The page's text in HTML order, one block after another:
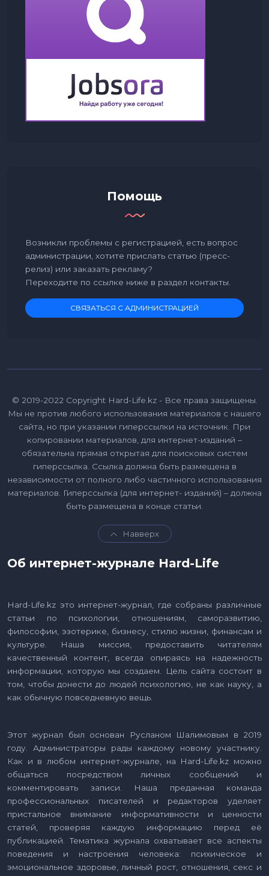
Помощь
Возникли проблемы с регистрацией, есть вопрос
администрации, хотите прислать статью (пресс-
релиз) или заказать рекламу?
Переходите по ссылке ниже в раздел контакты.
СВЯЗАТЬСЯ С АДМИНИСТРАЦИЕЙ
© 2019-2022 Copyright Hard-Life.kz - Все права защищены.
Мы не против любого использования материалов с нашего
сайта, но при указании гиперссылки на источник. При
копировании материалов, для интернет-изданий –
обязательна прямая открытая для поисковых систем
гиперссылка. Ссылка должна быть размещена в
независимости от полного либо частичного использования
материалов. Гиперссылка (для интернет- изданий) – должна
быть размещена в конце статьи.
Навверх
Об интернет-журнале Hard-Life
Hard-Life.kz это интернет-журнал, где собраны различные
статьи по психологии, отношениям, саморазвитию,
философии, эзотерике, бизнесу, стилю жизни, финансам и
культуре. Наша миссия, предоставить читателям
качественный контент, всегда опираясь на надежность
информации, которую мы создаем. Цель сайта состоит в
том, чтобы донести до людей психологию, не как науку, а
как обычную повседневную вещь.
Этот журнал был основан Русланом Шалимовым в 2019
году. Администраторы рады каждому новому участнику.
Как и в любом интернет-журнале, на Hard-Life.kz можно
общаться посредством личных сообщений и
комментировать записи. Наша преданная команда
профессиональных писателей и редакторов уделяет
пристальное внимание информативности и ценности
статей, проверяя каждую информацию перед её
публикацией. Тематика журнала охватывает все аспекты
поведения и настроения человека: психическое и
эмоциональное здоровье, личный рост, отношения, секс и